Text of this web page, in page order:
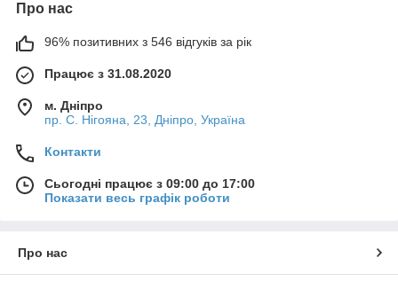
Про нас
96% позитивних з 546 відгуків за рік
Працює з 31.08.2020
м. Дніпро
пр. С. Нігояна, 23, Дніпро, Україна
Контакти
Сьогодні працює з 09:00 до 17:00
Показати весь графік роботи
Про нас